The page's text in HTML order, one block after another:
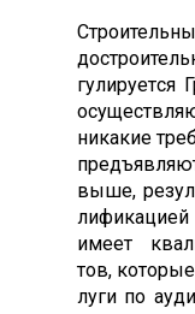
ни­какие
вы­ше,
име­ет
тов,
лу­ги по